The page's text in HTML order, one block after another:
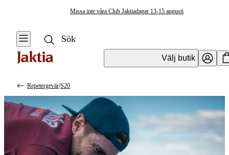
Missa inte våra Club Jaktiadagar 13-15 augusti
Välj butik
Vapen & Vapentillbehör
Se alla
Hagelvapen
Se alla
Kulvapen
Repetergevär
Repetergevär/S20